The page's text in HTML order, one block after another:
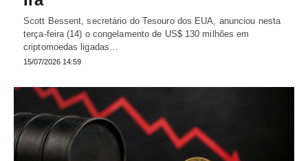
Scott Bessent, secretário do Tesouro dos EUA, anunciou nesta
terça-feira (14) o congelamento de US$ 130 milhões em
criptomoedas ligadas…
15/07/2026 14:59